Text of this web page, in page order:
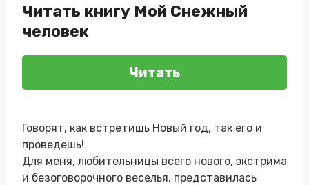
Читать книгу Мой Снежный
человек
Читать
Говорят, как встретишь Новый год, так его и
проведешь!
Для меня, любительницы всего нового, экстрима
и безоговорочного веселья, представилась